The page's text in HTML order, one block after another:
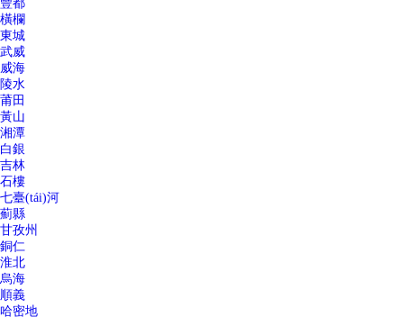
豐都
橫欄
東城
武威
威海
陵水
莆田
黃山
湘潭
白銀
吉林
石樓
七臺(tái)河
薊縣
甘孜州
銅仁
淮北
烏海
順義
哈密地